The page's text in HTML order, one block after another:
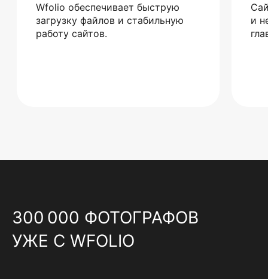
Wfolio обеспечивает быструю
загрузку файлов и стабильную
работу сайтов.
и
300 000 ФОТОГРАФОВ
УЖЕ С WFOLIO